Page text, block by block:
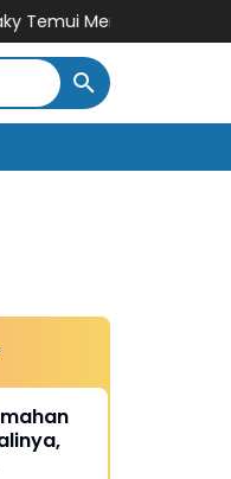
Mendagri Tito Bahas